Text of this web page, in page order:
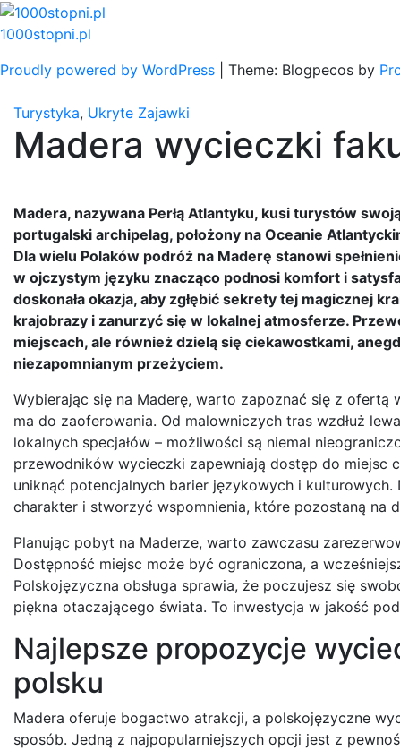
Skip
to
1000stopni.pl
Proudly powered by WordPress
Theme: Blogpecos by
Turystyka, Ukryte Zajawki
Madera wycieczki
Madera, nazywana Perłą Atlantyku, kusi turystów
portugalski archipelag, położony na Oceanie
Dla wielu Polaków podróż na Maderę stanowi
w ojczystym języku znacząco podnosi komfort i
doskonała okazja, aby zgłębić sekrety tej magicznej
krajobrazy i zanurzyć się w lokalnej atmosferze.
miejscach, ale również dzielą się ciekawostkami,
niezapomnianym przeżyciem.
Wybierając się na Maderę, warto zapoznać się z
ma do zaoferowania. Od malowniczych tras wzdłuż
lokalnych specjałów – możliwości są niemal
przewodników wycieczki zapewniają dostęp do miejsc
uniknąć potencjalnych barier językowych i
charakter i stworzyć wspomnienia, które pozostaną na
Planując pobyt na Maderze, warto zawczasu
Dostępność miejsc może być ograniczona, a
Polskojęzyczna obsługa sprawia, że poczujesz się
piękna otaczającego świata. To inwestycja w jakość
Najlepsze propozycje
polsku
Madera oferuje bogactwo atrakcji, a polskojęzyczne
sposób. Jedną z najpopularniejszych opcji jest z